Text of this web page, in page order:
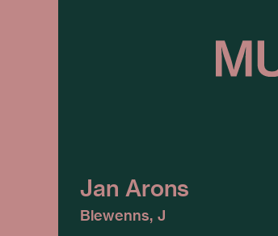
Jan Arons
Blewenns, J